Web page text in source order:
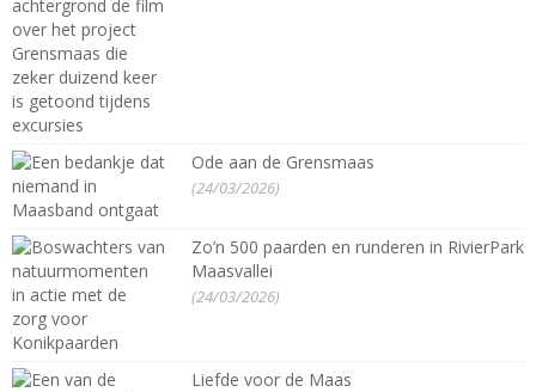
Ode aan de Grensmaas
(24/03/2026)
Zo’n 500 paarden en runderen in RivierPark
Maasvallei
(24/03/2026)
Liefde voor de Maas